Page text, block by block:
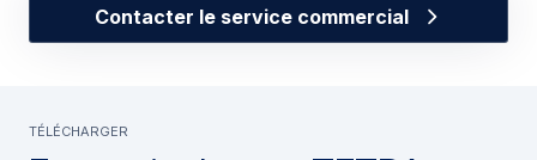
Contacter le service commercial
TÉLÉCHARGER